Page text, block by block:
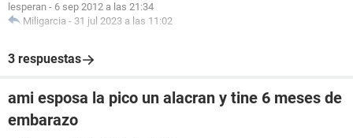
lesperan - 6 sep 2012 a las 21:34
Miligarcia - 31 jul 2023 a las 11:02
3 respuestas
ami esposa la pico un alacran y tine 6 meses de
embarazo